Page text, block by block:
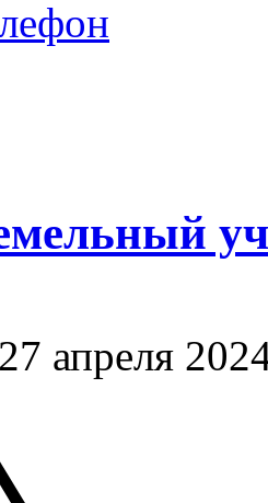
апреля